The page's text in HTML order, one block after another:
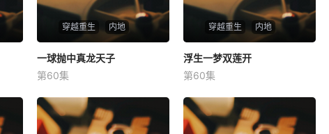
穿越重生 内地
一球抛中真龙天子
未知
一球抛中真龙天子
第60集
穿越重生 内地
浮生一梦双莲开
未知
浮生一梦双莲开
第60集